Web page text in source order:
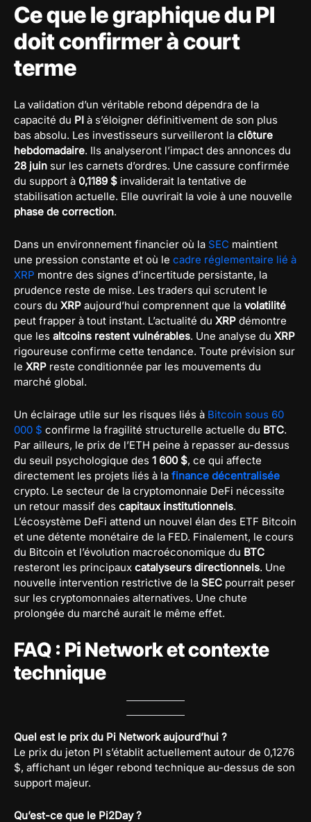
Ce que le graphique du PI
doit confirmer à court
terme
La validation d’un véritable rebond dépendra de la
capacité du PI à s’éloigner définitivement de son plus
bas absolu. Les investisseurs surveilleront la clôture
hebdomadaire. Ils analyseront l’impact des annonces du
28 juin sur les carnets d’ordres. Une cassure confirmée
du support à 0,1189 $ invaliderait la tentative de
stabilisation actuelle. Elle ouvrirait la voie à une nouvelle
phase de correction.
Dans un environnement financier où la SEC maintient
une pression constante et où le cadre réglementaire lié à
XRP montre des signes d’incertitude persistante, la
prudence reste de mise. Les traders qui scrutent le
cours du XRP aujourd’hui comprennent que la volatilité
peut frapper à tout instant. L’actualité du XRP démontre
que les altcoins restent vulnérables. Une analyse du XRP
rigoureuse confirme cette tendance. Toute prévision sur
le XRP reste conditionnée par les mouvements du
marché global.
Un éclairage utile sur les risques liés à Bitcoin sous 60
000 $ confirme la fragilité structurelle actuelle du BTC.
Par ailleurs, le prix de l’ETH peine à repasser au-dessus
du seuil psychologique des 1 600 $, ce qui affecte
directement les projets liés à la finance décentralisée
crypto. Le secteur de la cryptomonnaie DeFi nécessite
un retour massif des capitaux institutionnels.
L’écosystème DeFi attend un nouvel élan des ETF Bitcoin
et une détente monétaire de la FED. Finalement, le cours
du Bitcoin et l’évolution macroéconomique du BTC
resteront les principaux catalyseurs directionnels. Une
nouvelle intervention restrictive de la SEC pourrait peser
sur les cryptomonnaies alternatives. Une chute
prolongée du marché aurait le même effet.
FAQ : Pi Network et contexte
technique
Quel est le prix du Pi Network aujourd’hui ?
Le prix du jeton PI s’établit actuellement autour de 0,1276
$, affichant un léger rebond technique au-dessus de son
support majeur.
Qu’est-ce que le Pi2Day ?